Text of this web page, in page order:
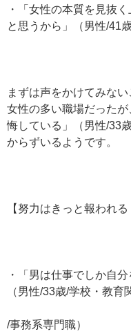
・「女性の本質を見抜
と思うから」（男性/41
まずは声をかけてみな
女性の多い職場だった
悔している」（男性/33
からずいるようです。
【努力はきっと報われ
・「男は仕事でしか自
（男性/33歳/学校・教育
/事務系専門職）